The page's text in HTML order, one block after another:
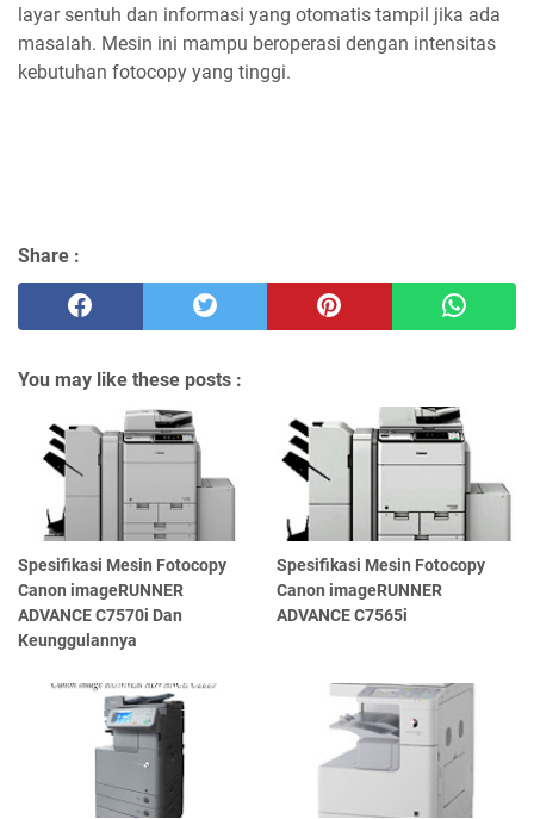
layar sentuh dan informasi yang otomatis tampil jika ada
masalah. Mesin ini mampu beroperasi dengan intensitas
kebutuhan fotocopy yang tinggi.
Share :
You may like these posts :
Spesifikasi Mesin Fotocopy
Canon imageRUNNER
ADVANCE C7570i Dan
Keunggulannya
Spesifikasi Mesin Fotocopy
Canon imageRUNNER
ADVANCE C7565i